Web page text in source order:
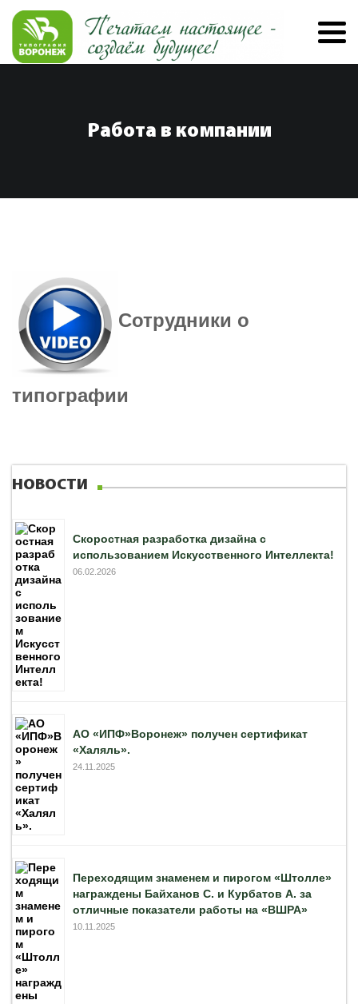
Работа в компании
Сотрудники о
типографии
НОВОСТИ
Скоростная разработка дизайна с
использованием Искусственного Интеллекта!
06.02.2026
АО «ИПФ»Воронеж» получен сертификат
«Халяль».
24.11.2025
Переходящим знаменем и пирогом «Штолле»
награждены Байханов С. и Курбатов А. за
отличные показатели работы на «ВШРА»
10.11.2025